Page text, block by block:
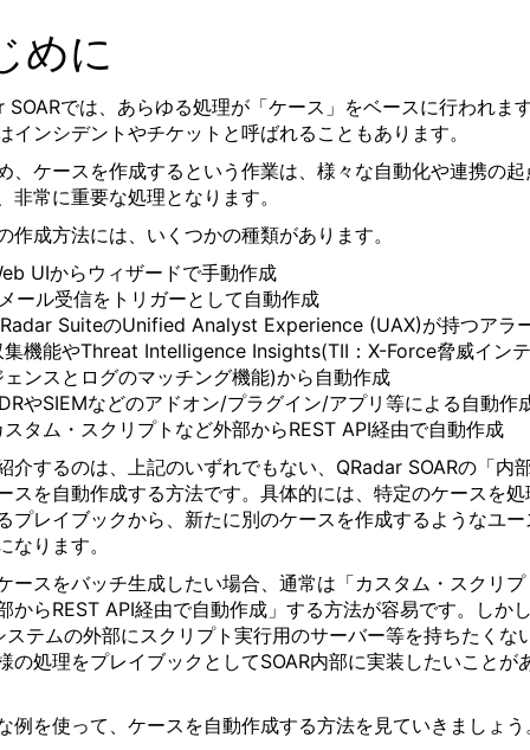
めに
SOARでは、あらゆる処理が「ケース」をベースに行われま
インシデントやチケットと呼ばれることもあります。
、ケースを作成するという作業は、様々な自動化や連携の起
非常に重要な処理となります。
作成方法には、いくつかの種類があります。
UIからウィザードで手動作成
ール受信をトリガーとして自動作成
SuiteのUnified Analyst Experience (UAX)が持つアラ
集機能やThreat Intelligence Insights(TII ： X-Force脅威イン
ェンスとログのマッチング機能)から自動作成
やSIEMなどのアドオン/プラグイン/アプリ等による自動作
スタム・スクリプトなど外部からREST API経由で自動作成
介するのは、上記のいずれでもない、 QRadar SOARの「内
スを自動作成する方法です。具体的には、特定のケースを処
プレイブックから、新たに別のケースを作成するようなユー
なります。
ースをバッチ生成したい場合、通常は「カスタム・スクリプ
からREST API経由で自動作成」する方法が容易です。しか
ステムの外部にスクリプト実行用のサーバー等を持ちたくな
の処理をプレイブックとしてSOAR内部に実装したいことが
例を使って、ケースを自動作成する方法を見ていきましょう